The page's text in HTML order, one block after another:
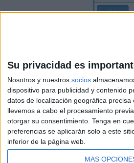
Su privacidad es
Nosotros y nuestros socios
dispositivo para publicidad y contenido
datos de localización geográfica
llevemos a cabo el procesamiento
otorgar su consentimiento. Tenga en
preferencias se aplicarán solo a este
inferior de la página web.
MÁS
Inicio